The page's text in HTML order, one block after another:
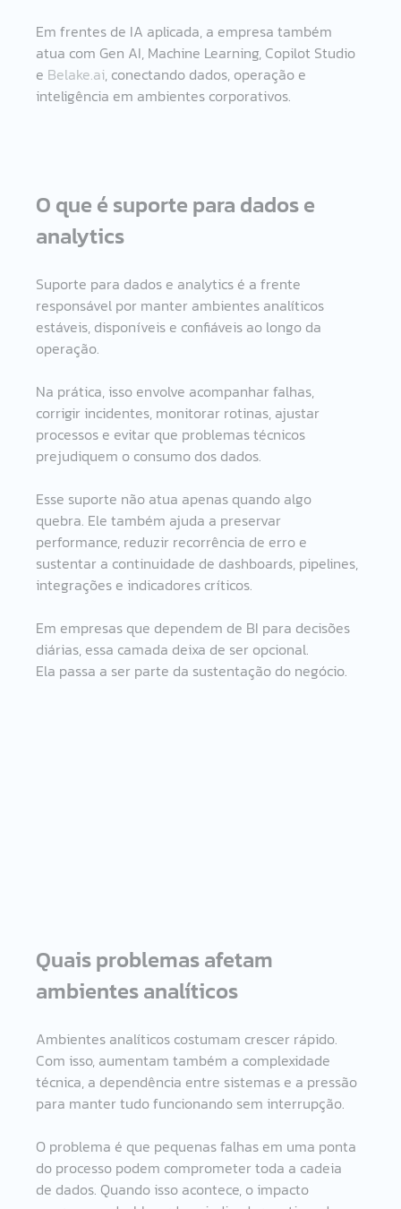
Em frentes de IA aplicada, a empresa também
atua com Gen AI, Machine Learning, Copilot Studio
e Belake.ai, conectando dados, operação e
inteligência em ambientes corporativos.
O que é suporte para dados e
analytics
Suporte para dados e analytics é a frente
responsável por manter ambientes analíticos
estáveis, disponíveis e confiáveis ao longo da
operação.
Na prática, isso envolve acompanhar falhas,
corrigir incidentes, monitorar rotinas, ajustar
processos e evitar que problemas técnicos
prejudiquem o consumo dos dados.
Esse suporte não atua apenas quando algo
quebra. Ele também ajuda a preservar
performance, reduzir recorrência de erro e
sustentar a continuidade de dashboards, pipelines,
integrações e indicadores críticos.
Em empresas que dependem de BI para decisões
diárias, essa camada deixa de ser opcional.
Ela passa a ser parte da sustentação do negócio.
Quais problemas afetam
ambientes analíticos
Ambientes analíticos costumam crescer rápido.
Com isso, aumentam também a complexidade
técnica, a dependência entre sistemas e a pressão
para manter tudo funcionando sem interrupção.
O problema é que pequenas falhas em uma ponta
do processo podem comprometer toda a cadeia
de dados. Quando isso acontece, o impacto